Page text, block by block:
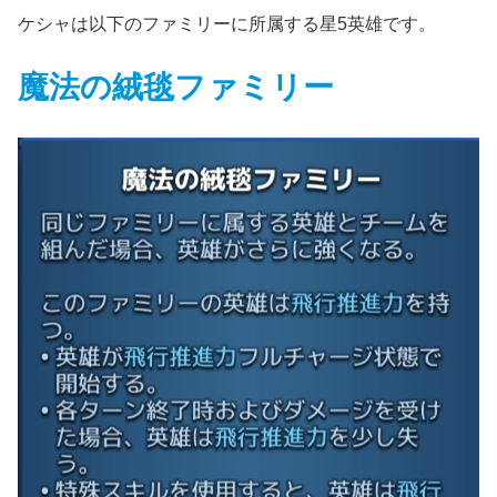
ケシャは以下のファミリーに所属する星5英雄です。
魔法の絨毯ファミリー